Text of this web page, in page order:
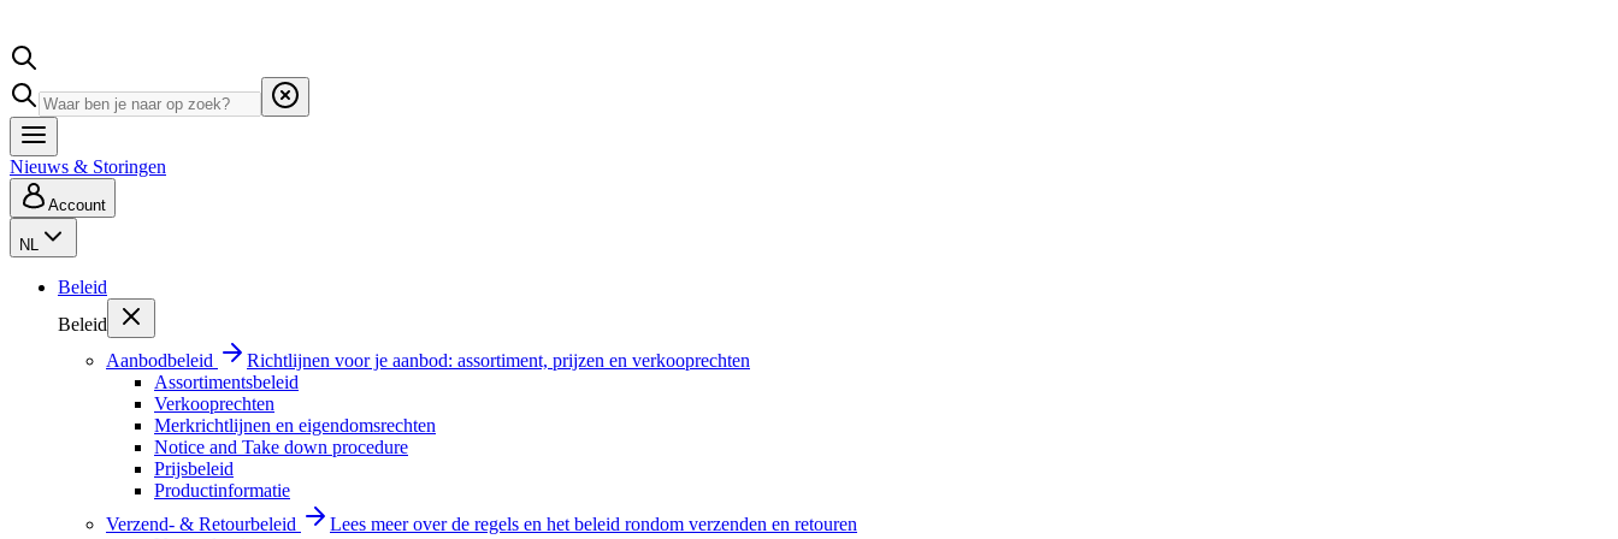
Nieuws & Storingen
Account
NL
Beleid
Beleid
Aanbodbeleid
Richtlijnen voor je aanbod: assortiment, prijzen en verkooprechten
Assortimentsbeleid
Verkooprechten
Merkrichtlijnen en eigendomsrechten
Notice and Take down procedure
Prijsbeleid
Productinformatie
Verzend- & Retourbeleid
Lees meer over de regels en het beleid rondom verzenden en retouren